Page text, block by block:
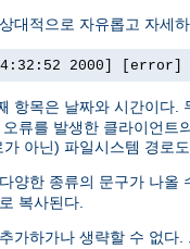
대적으로 자유롭고 자세
14:32:52 2000]
항목은 날짜와 시간이다.
류를 발생한 클라이언트
아닌) 파일시스템 경로
양한 종류의 문구가 나
복사된다.
가하가나 생략할 수 없다